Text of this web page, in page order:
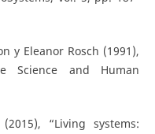
y Eleanor Rosch (1991),
Science and Human
“Living systems: